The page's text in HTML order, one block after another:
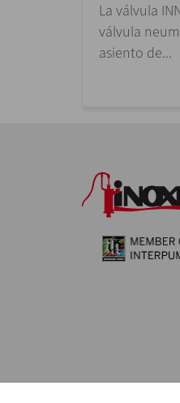
La válvula
válvula
asiento de...